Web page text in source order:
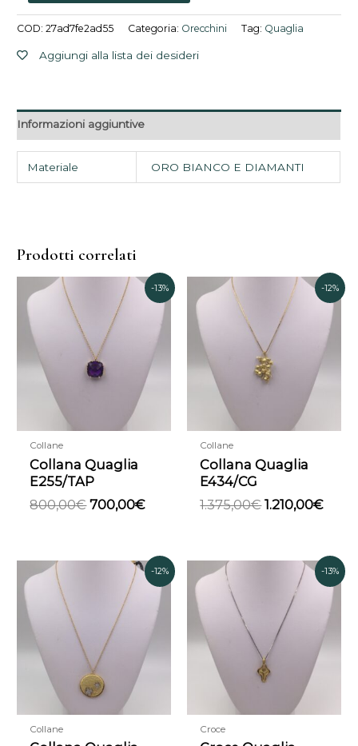
COD:27ad7fe2ad55 Categoria: Orecchini Tag: Quaglia
Aggiungi alla lista dei desideri
Informazioni aggiuntive
Materiale ORO BIANCO E DIAMANTI
Prodotti correlati
-13%
Collane
Collana Quaglia
E255/TAP
800,00€
prezzo
originale
era:
800,00€.
700,00€
Il
prezzo
attuale
-12%
Collane
Collana Quaglia
E434/CG
1.375,00€
prezzo
originale
era:
1.375,00€.
1.210,00€
Il
è:
-12%
Collane
prezzo
originale
era:
1.693,00€.
Il
prezzo
attuale
è:
1.490,00€.
-13%
Croce
prezzo
originale
247,00€.
Il
prezzo
attuale